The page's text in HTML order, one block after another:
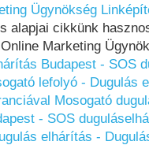
Ügynökség
alapjai cikkünk
Marketing
Budapest - SOS
lefolyó - Dugulás
Mosogató
- SOS
elhárítás -